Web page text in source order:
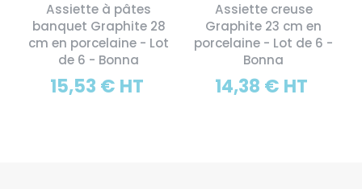
Assiette à pâtes
banquet Graphite 28
cm en porcelaine - Lot
de 6 - Bonna
15,53 € HT
Assiette creuse
Graphite 23 cm en
porcelaine - Lot de 6 -
Bonna
14,38 € HT